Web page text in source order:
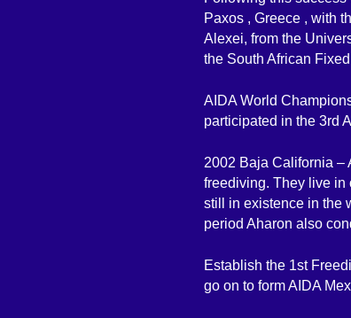
Paxos , Greece , with
Alexei, from the
the South African
AIDA World
participated in the 3rd
2002 Baja California –
freediving. They live in
still in existence in the
period Aharon also
Establish the 1st
go on to form AIDA